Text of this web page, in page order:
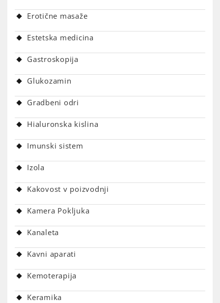
Erotične masaže
Estetska medicina
Gastroskopija
Glukozamin
Gradbeni odri
Hialuronska kislina
Imunski sistem
Izola
Kakovost v poizvodnji
Kamera Pokljuka
Kanaleta
Kavni aparati
Kemoterapija
Keramika